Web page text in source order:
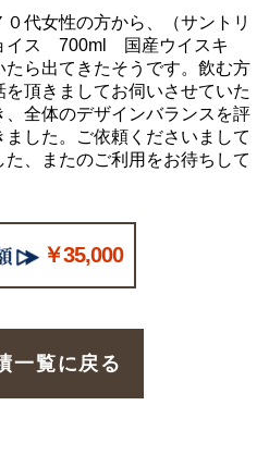
代女性の方から、（サントリ
ス 700ml 国産ウイスキ
ら出てきたそうです。飲む方
頂きましてお伺いさせていた
全体のデザインバランスを評
した。ご依頼くださいまして
、またのご利用をお待ちして
￥35,000
一覧に戻る